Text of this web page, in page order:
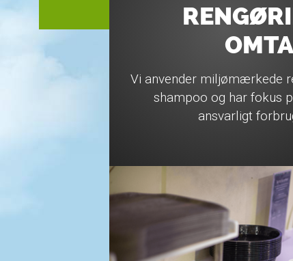
Vi anvender miljømærkede
shampoo og har fokus
ansvarligt